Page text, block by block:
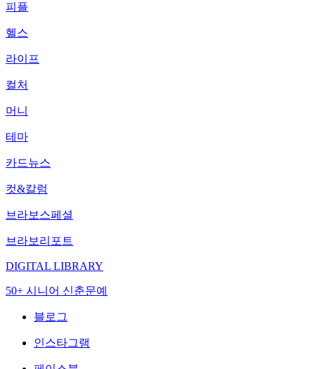
피플
헬스
라이프
컬처
머니
테마
카드뉴스
컷&칼럼
브라보스페셜
브라보리포트
DIGITAL LIBRARY
50+ 시니어 신춘문예
블로그
인스타그램